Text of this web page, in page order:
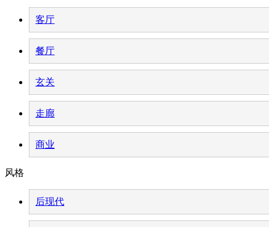
客厅
餐厅
玄关
走廊
商业
风格
后现代